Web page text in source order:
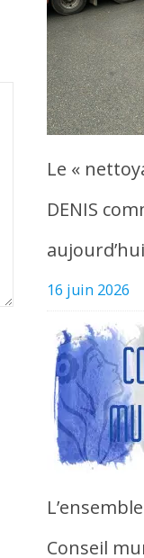
Le «
DENIS
16 juin 2026
Conseil